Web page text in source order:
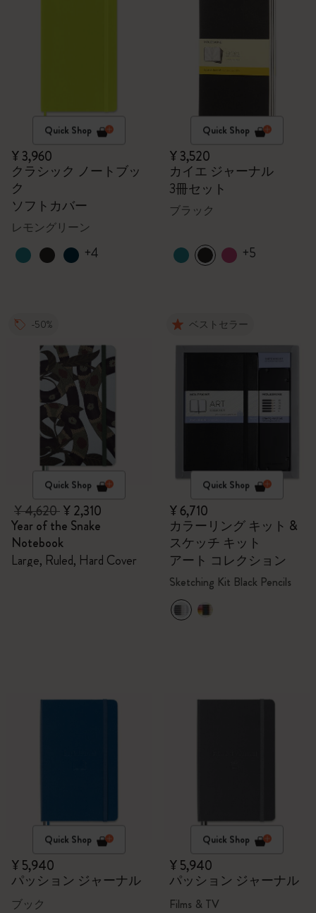
Quick Shop
¥ 3,960
クラシック ノートブッ
ク
ソフトカバー
レモングリーン
+4
Quick Shop
¥ 3,520
カイエ ジャーナル
3冊セット
ブラック
+5
-50%
Quick Shop
¥ 4,620¥ 2,310
Year of the Snake
Notebook
Large, Ruled, Hard Cover
ベストセラー
Quick Shop
¥ 6,710
カラーリング キット &
スケッチ キット
アート コレクション
Sketching Kit Black Pencils
Quick Shop
¥ 5,940
パッション ジャーナル
ブック
Quick Shop
¥ 5,940
パッション ジャーナル
Films & TV